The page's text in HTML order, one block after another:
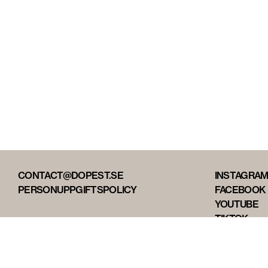
CONTACT@DOPEST.SE
PERSONUPPGIFTSPOLICY
INSTAGRAM
FACEBOOK
YOUTUBE
TIKTOK